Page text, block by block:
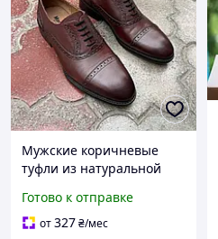
Мужские коричневые
туфли из натуральной
26 см
Готово к отправке
от327₴/мес